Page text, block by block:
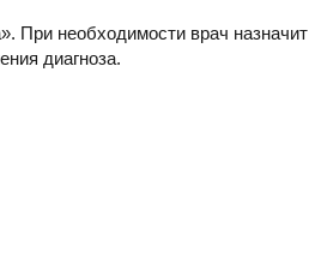
При необходимости врач назначит
диагноза.